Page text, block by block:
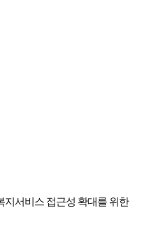
지서비스 접근성 확대를 위한